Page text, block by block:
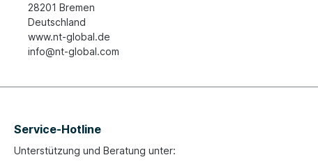
28201 Bremen
Deutschland
www.nt-global.de
info@nt-global.com
Service-Hotline
Unterstützung und Beratung unter: